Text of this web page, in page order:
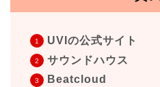
UVIの公式サイト
サウンドハウス
Beatcloud